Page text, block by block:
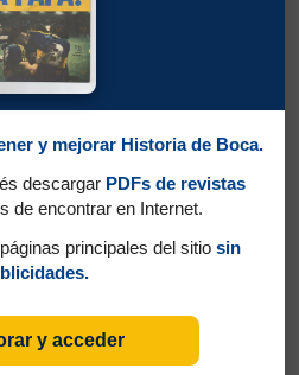
archivo histórico en línea
y mejorar Historia de Boca.
descargar PDFs de revistas
de encontrar en Internet.
principales del sitio sin
y acceder